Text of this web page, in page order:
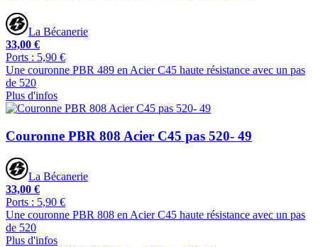
La Bécanerie
33,00 €
Ports : 5,90 €
Une couronne PBR 489 en Acier C45 haute résistance avec un pas
de 520
Plus d'infos
Couronne PBR 808 Acier C45 pas 520- 49
La Bécanerie
33,00 €
Ports : 5,90 €
Une couronne PBR 808 en Acier C45 haute résistance avec un pas
de 520
Plus d'infos